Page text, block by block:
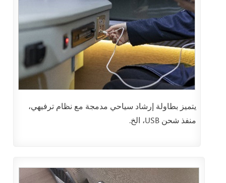
يتميز بطاولة إرشاد سياحي مدمجة مع نظام ترفيهي،
منفذ شحن USB، الخ.